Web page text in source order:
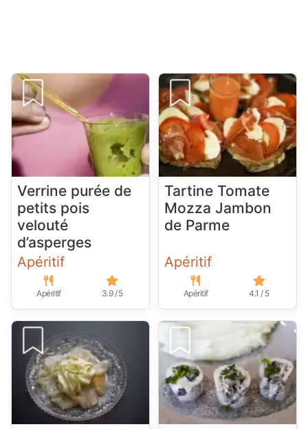
Verrine purée de
petits pois
velouté
d’asperges
Apéritif
Apéritif 3.9 / 5
Tartine Tomate
Mozza Jambon
de Parme
Apéritif
Apéritif 4.1 / 5